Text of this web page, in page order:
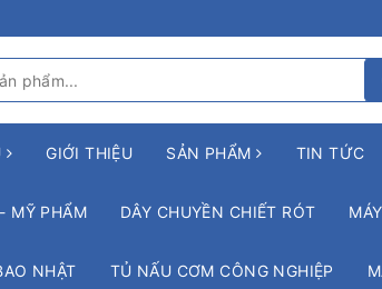
GIỚI THIỆU SẢN PHẨM TIN TỨC
MỸ PHẨM DÂY CHUYỀN CHIẾT RÓT
NHẬT TỦ NẤU CƠM CÔNG NGHIỆP